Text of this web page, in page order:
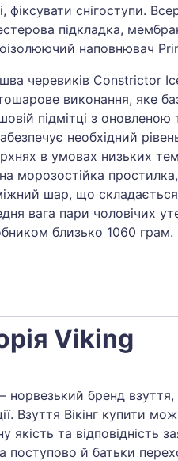
фіксувати снігоступи.
підкладка,
наповнювач
черевиків Constrictor
виконання, яке
підмітці з
необхідний
в умовах низьких
морозостійка
шар, що складається
вага пари чоловічих
близько 1060 грам.
Viking
норвезький бренд
Взуття Вікінг купити
якість та
поступово й батьки